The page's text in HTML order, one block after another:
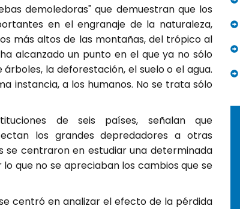
demoledoras" que demuestran que los
en el engranaje de la naturaleza,
más altos de las montañas, del trópico al
alcanzado un punto en el que ya no sólo
la deforestación, el suelo o el agua.
instancia, a los humanos. No se trata sólo
de seis países, señalan que
los grandes depredadores a otras
se centraron en estudiar una determinada
que no se apreciaban los cambios que se
centró en analizar el efecto de la pérdida